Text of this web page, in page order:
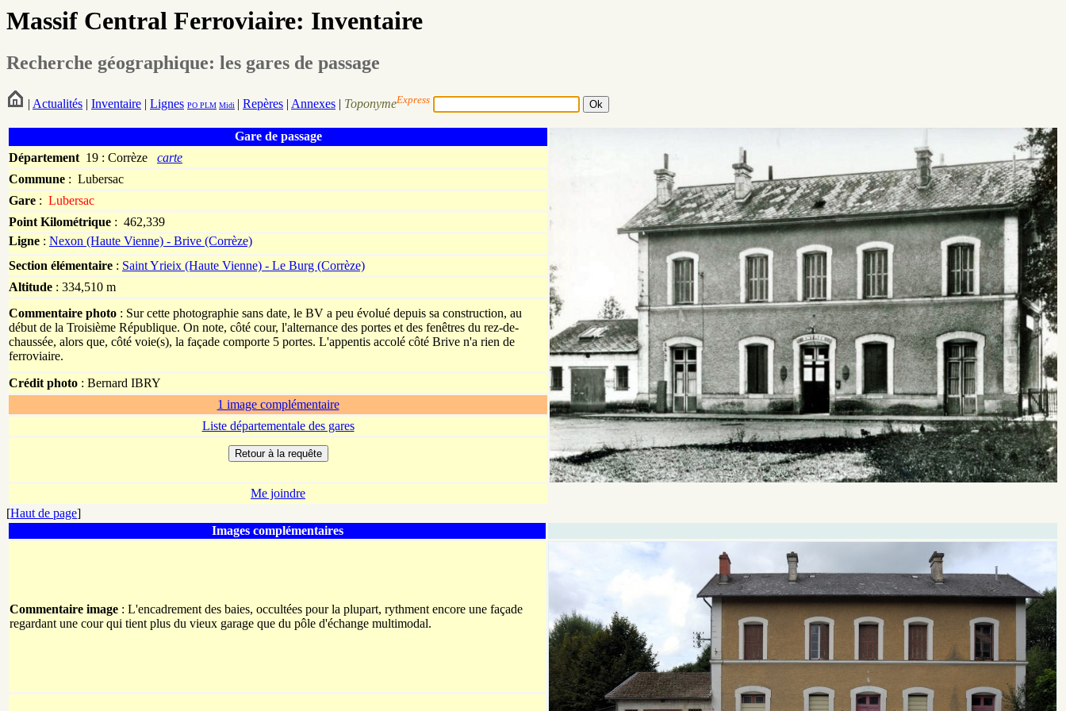
Massif Central Ferroviaire: Inventaire
Recherche géographique: les gares de passage
| Actualités | Inventaire | Lignes PO PLM Midi | Repères | Annexes | ToponymeExpress
Gare de passage
Département 19 : Corrèze carte
Commune : Lubersac
Gare : Lubersac
Point Kilométrique : 462,339
Ligne : Nexon (Haute Vienne) - Brive (Corrèze)
Section élémentaire : Saint Yrieix (Haute Vienne) - Le Burg (Corrèze)
Altitude : 334,510 m
Commentaire photo : Sur cette photographie sans date, le BV a peu évolué depuis sa construction, au
début de la Troisième République. On note, côté cour, l'alternance des portes et des fenêtres du rez-de-
chaussée, alors que, côté voie(s), la façade comporte 5 portes. L'appentis accolé côté Brive n'a rien de
ferroviaire.
Crédit photo : Bernard IBRY
1 image complémentaire
Liste départementale des gares
Me joindre
[Haut de page]
Images complémentaires
Commentaire image : L'encadrement des baies, occultées pour la plupart, rythment encore une façade
regardant une cour qui tient plus du vieux garage que du pôle d'échange multimodal.